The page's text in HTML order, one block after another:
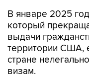
В январе 2025
который
выдачи
территории США,
стране
визам.